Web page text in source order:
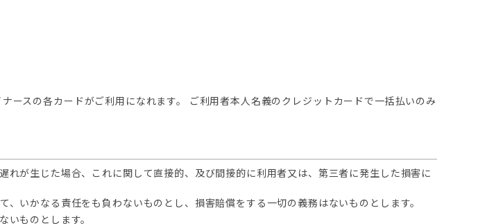
スの各カードがご利用になれます。 ご利用者本人名義のクレジットカードで一括払いのみ
が生じた場合、これに関して直接的、及び間接的に利用者又は、第三者に発生した損害に
いかなる責任をも負わないものとし、損害賠償をする一切の義務はないものとします。
ものとします。